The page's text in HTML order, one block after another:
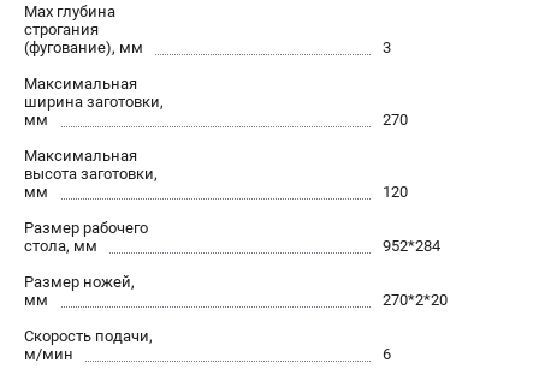
Max глубина
строгания
(фугование), мм
3
Максимальная
ширина заготовки,
мм
270
Максимальная
высота заготовки,
мм
120
Размер рабочего
стола, мм
952*284
Размер ножей,
мм
270*2*20
Скорость подачи,
м/мин
6